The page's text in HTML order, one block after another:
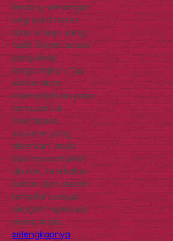
kenang-kenangan
bagi para tamu
atau kolega yang
hadir dalam acara
yang Anda
langsungkan. Tas
kertas akan
memudahkan para
tamu untuk
membawa
souvenir yang
diberikan. Anda
bisa menentukan
ukuran, ketebalan
bahan, dan desain
tampilan sesuai
dengan keperluan
acara Anda….
selengkapnya